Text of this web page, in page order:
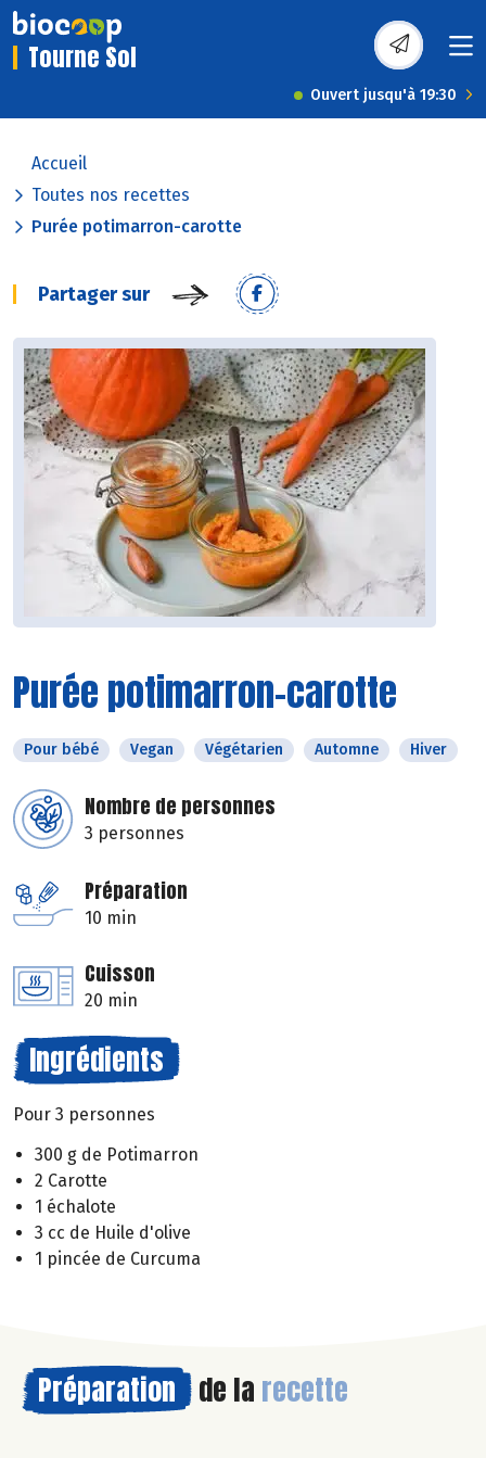
Tourne Sol
Ouvert jusqu'à 19:30
Accueil
Toutes nos recettes
Purée potimarron-carotte
Partager sur
Purée potimarron-carotte
Pour bébé Vegan Végétarien Automne Hiver
Nombre de personnes
3 personnes
Préparation
10 min
Cuisson
20 min
Ingrédients
Pour 3 personnes
300 g de Potimarron
2 Carotte
1 échalote
3 cc de Huile d'olive
1 pincée de Curcuma
Préparation de la recette